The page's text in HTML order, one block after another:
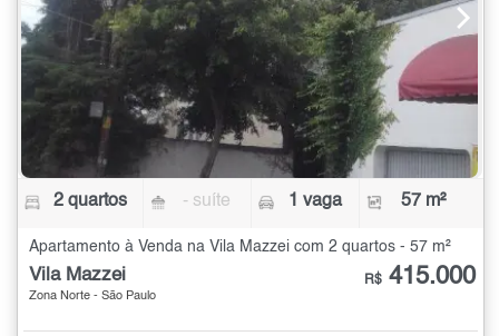
2 quartos - suíte 1 vaga 57 m²
Apartamento à Venda na Vila Mazzei com 2 quartos - 57 m²
Vila Mazzei
Zona Norte - São Paulo
R$ 415.000